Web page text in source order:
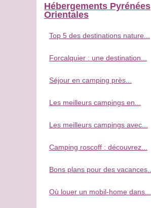
Hébergements Pyrénées
Orientales
Top 5 des destinations nature...
Forcalquier : une destination...
Séjour en camping près...
Les meilleurs campings en...
Les meilleurs campings avec...
Camping roscoff : découvrez...
Bons plans pour des vacances...
Où louer un mobil-home dans...